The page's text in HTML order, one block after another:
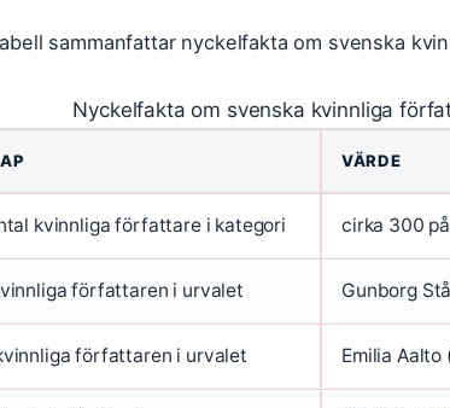
sammanfattar nyckelfakta om svenska
Nyckelfakta om svenska kvinnliga
VÄRDE
kvinnliga författare i kategori cirka 300
författaren i urvalet Gunborg
författaren i urvalet Emilia